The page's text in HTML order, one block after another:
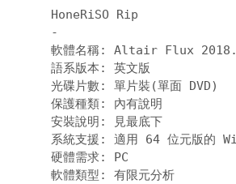
-
軟體名稱: Altair Flux
語系版本: 英文版
光碟片數: 單片裝(單面 DVD)
保護種類: 內有說明
安裝說明:
見最底下
系統支援: 適用 64 位元版的
硬體需求: PC
軟體類型: 有限元分析